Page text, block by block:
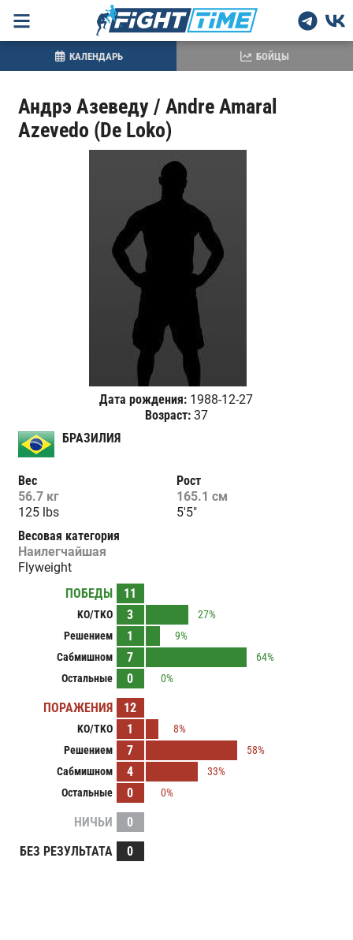
Андрэ Азеведу / Andre Amaral
Azevedo (De Loko)
Дата рождения: 1988-12-27
Возраст:37
БРАЗИЛИЯ
Вес
56.7 кг
125 lbs
Рост
165.1 см
5'5"
Весовая категория
Наилегчайшая
Flyweight
ПОБЕДЫ
11
KO/TKO 3
27%
Решением
1
9%
Сабмишном
7
64%
Остальные
0 0%
ПОРАЖЕНИЯ 12
KO/TKO 1
8%
Решением
7
58%
Сабмишном
4
33%
Остальные
0 0%
НИЧЬИ
0
БЕЗ РЕЗУЛЬТАТА
0
КАЛЕНДАРЬ БОЙЦЫ